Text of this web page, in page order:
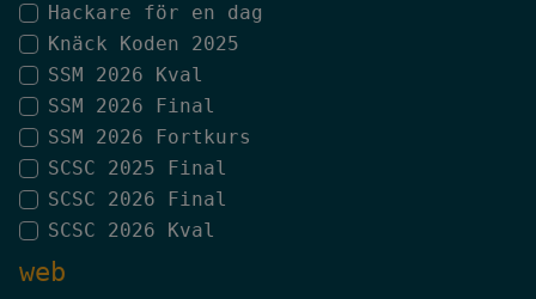
Hackare för en dag
Knäck Koden 2025
SSM 2026 Kval
SSM 2026 Final
SSM 2026 Fortkurs
SCSC 2025 Final
SCSC 2026 Final
SCSC 2026 Kval
web